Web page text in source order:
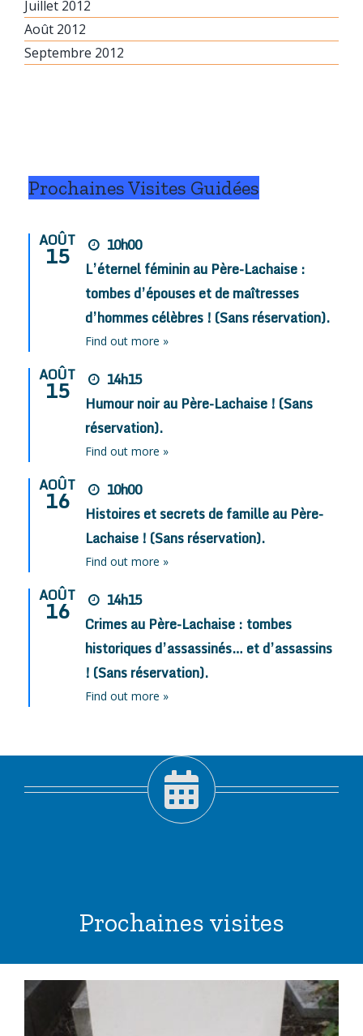
Juillet 2012
Août 2012
Septembre 2012
Prochaines Visites Guidées
AOÛT
15
10h00
L’éternel féminin au Père-Lachaise :
tombes d’épouses et de maîtresses
d’hommes célèbres ! (Sans réservation).
Find out more »
AOÛT
15
14h15
Humour noir au Père-Lachaise ! (Sans
réservation).
Find out more »
AOÛT
16
10h00
Histoires et secrets de famille au Père-
Lachaise ! (Sans réservation).
Find out more »
AOÛT
16
14h15
Crimes au Père-Lachaise : tombes
historiques d’assassinés… et d’assassins
! (Sans réservation).
Find out more »
Prochaines visites